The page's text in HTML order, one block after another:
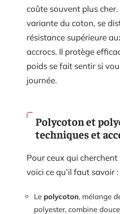
coûte souvent plus cher.
variante du coton, se
résistance supérieure
accrocs. Il protège
poids se fait sentir si
journée.
Polycoton et
techniques et
Pour ceux qui
voici ce qu’il faut savoir :
Le polycoton, mélange
polyester, combine